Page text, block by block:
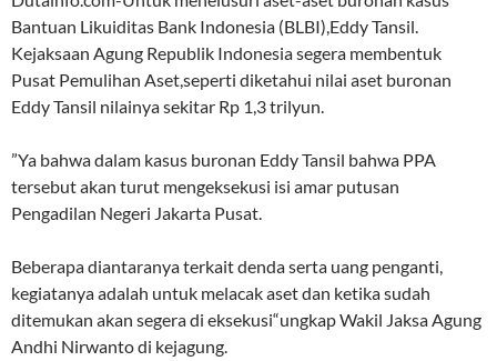
Bantuan Likuiditas Bank Indonesia (BLBI),Eddy Tansil.
Kejaksaan Agung Republik Indonesia segera membentuk
Pusat Pemulihan Aset,seperti diketahui nilai aset buronan
Eddy Tansil nilainya sekitar Rp 1,3 trilyun.
”Ya bahwa dalam kasus buronan Eddy Tansil bahwa PPA
tersebut akan turut mengeksekusi isi amar putusan
Pengadilan Negeri Jakarta Pusat.
Beberapa diantaranya terkait denda serta uang penganti,
kegiatanya adalah untuk melacak aset dan ketika sudah
ditemukan akan segera di eksekusi“ungkap Wakil Jaksa Agung
Andhi Nirwanto di kejagung.